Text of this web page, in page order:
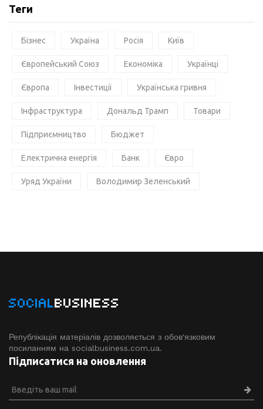
Теги
Бізнес Україна Росія Київ
Європейський Союз Економіка Українці
Європа Інвестиції Українська гривня
Інфраструктура Дональд Трамп Товари
Підприємництво Бюджет
Електрична енергія Банк Євро
Уряд України Володимир Зеленський
SOCIALBUSINESS
Републікація матеріалів дозволяється з обов'язковим
посиланням на socialbusiness.com.ua.
Підписатися на оновлення